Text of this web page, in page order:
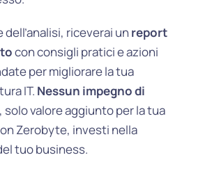
dell’analisi, riceverai un report
con consigli pratici e azioni
per migliorare la tua
IT. Nessun impegno di
, solo valore aggiunto per la tua
Zerobyte, investi nella
tuo business.